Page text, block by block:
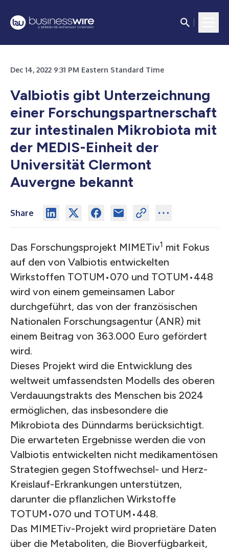
Dec 14, 2022 9:31 PM Eastern Standard Time
Valbiotis gibt Unterzeichnung
einer Forschungspartnerschaft
zur intestinalen Mikrobiota mit
der MEDIS-Einheit der
Universität Clermont
Auvergne bekannt
Share
Das Forschungsprojekt MIMETiv1 mit Fokus
auf den von Valbiotis entwickelten
Wirkstoffen TOTUM•070 und TOTUM•448
wird von einem gemeinsamen Labor
durchgeführt, das von der französischen
Nationalen Forschungsagentur (ANR) mit
einem Beitrag von 363.000 Euro gefördert
wird.
Dieses Projekt wird die Entwicklung des
weltweit umfassendsten Modells des oberen
Verdauungstrakts des Menschen bis 2024
ermöglichen, das insbesondere die
Mikrobiota des Dünndarms berücksichtigt.
Die erwarteten Ergebnisse werden die von
Valbiotis entwickelten nicht medikamentösen
Strategien gegen Stoffwechsel- und Herz-
Kreislauf-Erkrankungen unterstützen,
darunter die pflanzlichen Wirkstoffe
TOTUM•070 und TOTUM•448.
Das MIMETiv-Projekt wird proprietäre Daten
über die Metaboliten, die Bioverfügbarkeit,